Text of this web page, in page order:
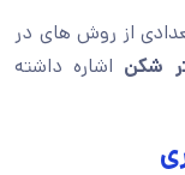
از روش های در
شکن اشاره داشته